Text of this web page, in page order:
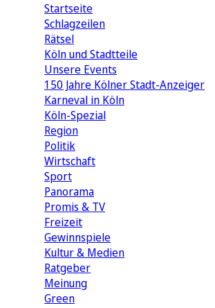
Startseite
Schlagzeilen
Rätsel
Köln und Stadtteile
Unsere Events
150 Jahre Kölner Stadt-Anzeiger
Karneval in Köln
Köln-Spezial
Region
Politik
Wirtschaft
Sport
Panorama
Promis & TV
Freizeit
Gewinnspiele
Kultur & Medien
Ratgeber
Meinung
Green